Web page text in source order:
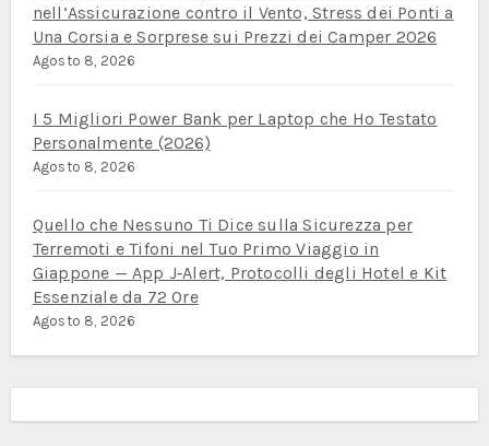
nell’Assicurazione contro il Vento, Stress dei Ponti a
Una Corsia e Sorprese sui Prezzi dei Camper 2026
Agosto 8, 2026
I 5 Migliori Power Bank per Laptop che Ho Testato
Personalmente (2026)
Agosto 8, 2026
Quello che Nessuno Ti Dice sulla Sicurezza per
Terremoti e Tifoni nel Tuo Primo Viaggio in
Giappone — App J‑Alert, Protocolli degli Hotel e Kit
Essenziale da 72 Ore
Agosto 8, 2026